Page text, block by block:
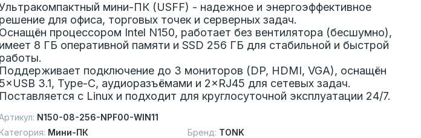
мини-ПК (USFF) - надежное и энергоэффективное
решение для офиса, торговых точек и серверных задач.
Оснащён процессором Intel N150, работает без вентилятора (бесшумно),
имеет 8 ГБ оперативной памяти и SSD 256 ГБ для стабильной и быстрой
работы.
Поддерживает подключение до 3 мониторов (DP, HDMI, VGA), оснащён
5×USB 3.1, Type-C, аудиоразъёмами и 2×RJ45 для сетевых задач.
Поставляется с Linux и подходит для круглосуточной эксплуатации 24/7.
N150-08-256-NPF00-WIN11
Мини-ПК Бренд: TONK